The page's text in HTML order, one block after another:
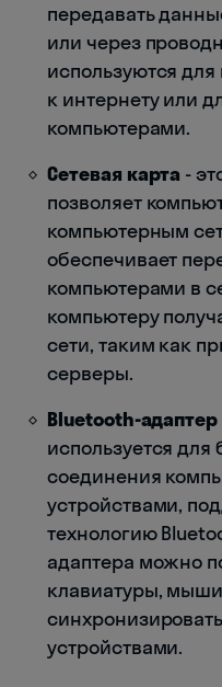
передавать
или через
используются
к интернету или
компьютерами.
Сетевая карта -
позволяет
компьютерным
обеспечивает
компьютерами в
компьютеру
сети, таким как
серверы.
Bluetooth-адаптер
используется для
соединения
устройствами,
технологию
адаптера можно
клавиатуры,
устройствами.